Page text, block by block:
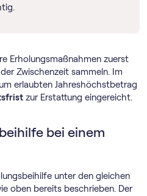
Erholungsmaßnahmen zuerst
Zwischenzeit sammeln. Im
erlaubten Jahreshöchstbetrag
zur Erstattung eingereicht.
bei einem
unter den gleichen
oben bereits beschrieben. Der